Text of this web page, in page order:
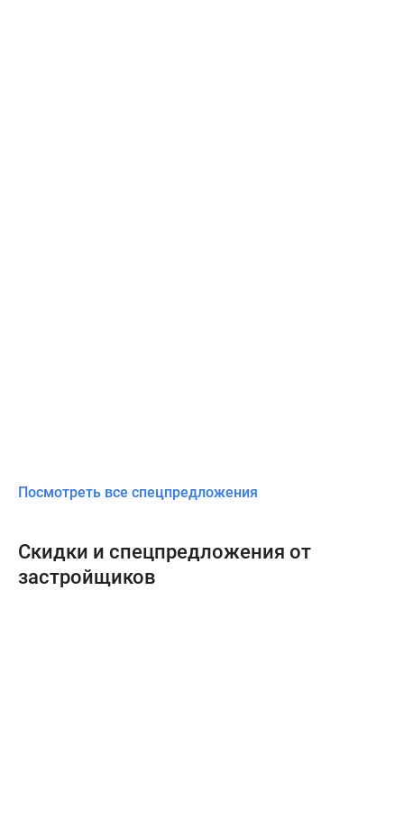
Посмотреть все спецпредложения
Скидки и спецпредложения от
застройщиков